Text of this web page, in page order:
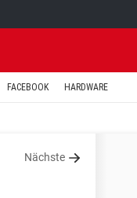
FACEBOOK HARDWARE
Nächste